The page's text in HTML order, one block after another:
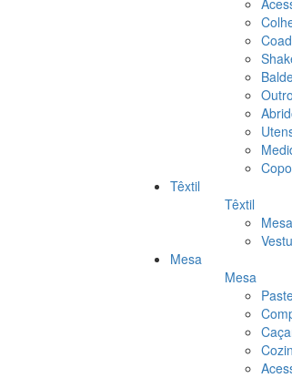
Têxtil
Têxtil
Mesa
Mesa
Mesa